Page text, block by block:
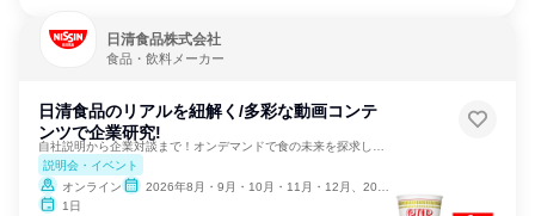
日清食品株式会社
食品・飲料メーカー
日清食品のリアルを紐解く/多彩な動画コンテ
ンツで企業研究!
説明会・イベント
オンライン
2026年8月・9月・10月・11月・12月、2027年1月・2月
1日